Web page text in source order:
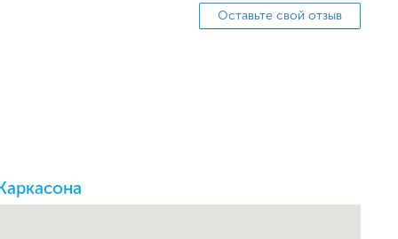
Оставьте свой отзыв